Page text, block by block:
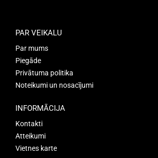
PAR VEIKALU
Par mums
Piegāde
Privātuma politika
Noteikumi un nosacījumi
INFORMĀCIJA
Kontakti
Atteikumi
Vietnes karte